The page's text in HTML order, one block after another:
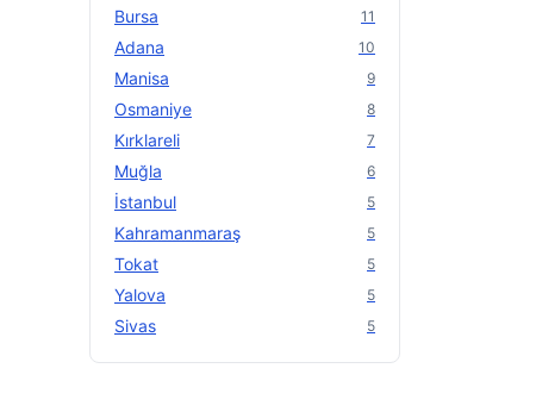
Bursa 11
Adana 10
Manisa 9
Osmaniye 8
Kırklareli 7
Muğla 6
İstanbul 5
Kahramanmaraş 5
Tokat 5
Yalova 5
Sivas 5